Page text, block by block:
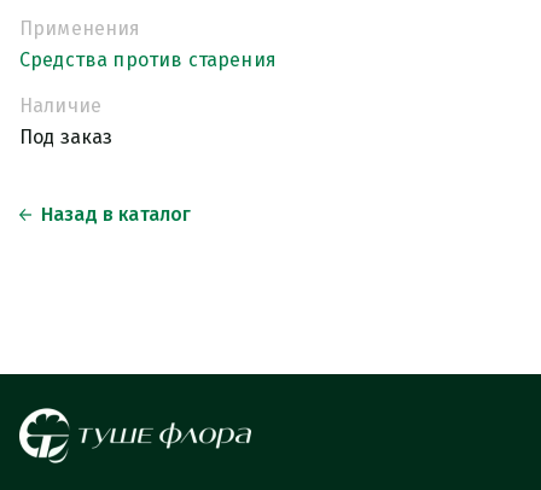
Применения
Средства против старения
Наличие
Под заказ
Назад в каталог